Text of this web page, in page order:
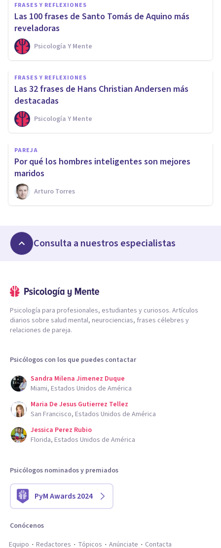
FRASES Y REFLEXIONES
Las 100 frases de Santo Tomás de Aquino más
reveladoras
Psicología Y Mente
FRASES Y REFLEXIONES
Las 32 frases de Hans Christian Andersen más
destacadas
Psicología Y Mente
PAREJA
Por qué los hombres inteligentes son mejores
maridos
Arturo Torres
Consulta a nuestros especialistas
Psicología para profesionales, estudiantes y curiosos. Artículos
diarios sobre salud mental, neurociencias, frases célebres y
relaciones de pareja.
Psicólogos con los que puedes contactar
Sandra Milena Jimenez Duque
Miami, Estados Unidos de América
Maria De Jesus Gutierrez Tellez
San Francisco, Estados Unidos de América
Jessica Perez Rubio
Florida, Estados Unidos de América
Psicólogos nominados y premiados
PyM Awards 2024
Conócenos
Equipo
Redactores Tópicos Anúnciate Contacta